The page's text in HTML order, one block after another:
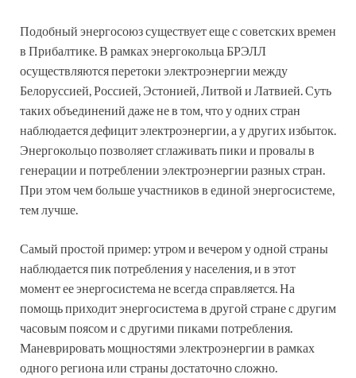
Подобный энергосоюз существует еще с советских времен
в Прибалтике. В рамках энергокольца БРЭЛЛ
осуществляются перетоки электроэнергии между
Белоруссией, Россией, Эстонией, Литвой и Латвией. Суть
таких объединений даже не в том, что у одних стран
наблюдается дефицит электроэнергии, а у других избыток.
Энергокольцо позволяет сглаживать пики и провалы в
генерации и потреблении электроэнергии разных стран.
При этом чем больше участников в единой энергосистеме,
тем лучше.
Самый простой пример: утром и вечером у одной страны
наблюдается пик потребления у населения, и в этот
момент ее энергосистема не всегда справляется. На
помощь приходит энергосистема в другой стране с другим
часовым поясом и с другими пиками потребления.
Маневрировать мощностями электроэнергии в рамках
одного региона или страны достаточно сложно.